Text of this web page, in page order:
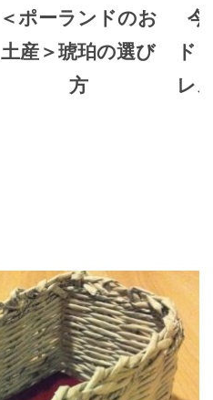
＜ポーランドのお
土産＞琥珀の選び
方
今
ド
レ